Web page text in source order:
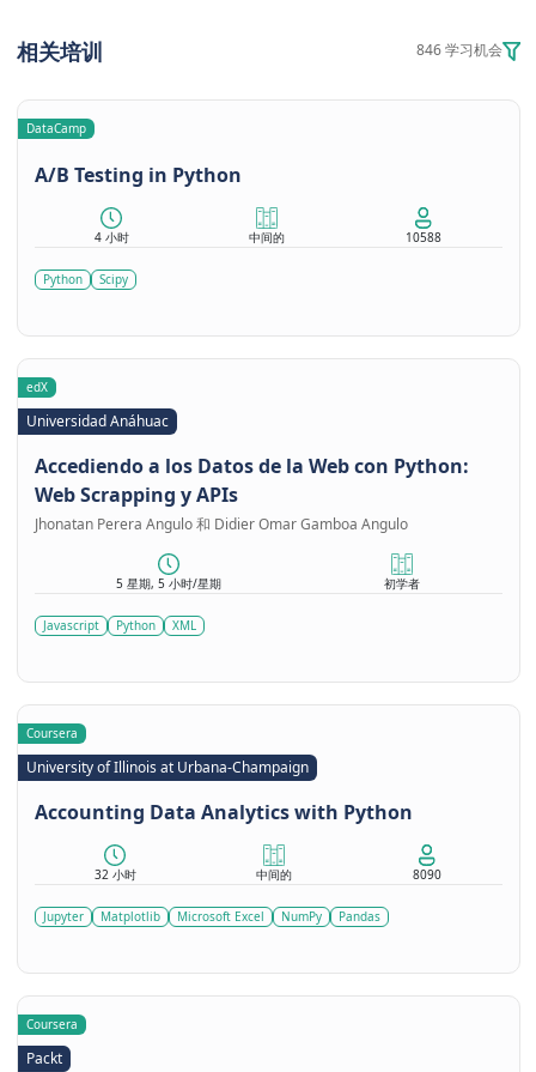
相关培训 846 学习机会
DataCamp
A/B Testing in Python
4 小时 中间的 10588
Python Scipy
edX
Universidad Anáhuac
Accediendo a los Datos de la Web con Python:
Web Scrapping y APIs
Jhonatan Perera Angulo 和 Didier Omar Gamboa Angulo
5 星期, 5 小时/星期 初学者
Javascript Python XML
Coursera
University of Illinois at Urbana-Champaign
Accounting Data Analytics with Python
32 小时 中间的 8090
Jupyter Matplotlib Microsoft Excel NumPy Pandas
Coursera
Packt